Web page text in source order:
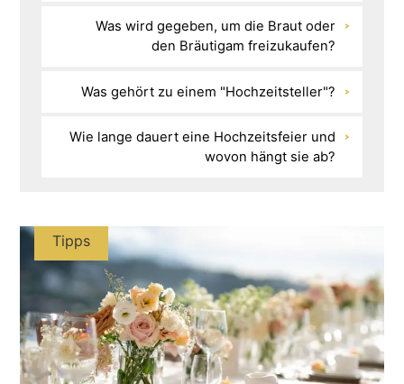
Was wird gegeben, um die Braut oder
den Bräutigam freizukaufen?
Was gehört zu einem "Hochzeitsteller"?
Wie lange dauert eine Hochzeitsfeier und
wovon hängt sie ab?
Tipps